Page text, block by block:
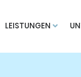
LEISTUNGEN